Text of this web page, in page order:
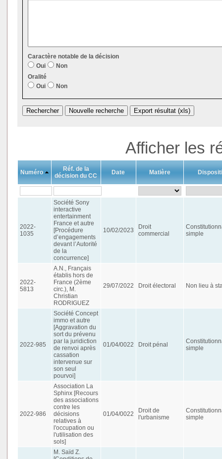
Caractère notable de la décision
Oui
Non
Oralité
Oui
Non
Afficher les
Numéro
Réf. de la
décision du CC
Date Matière
2022-
1035
Société Sony
interactive
entertainment
France et autre
[Procédure
d’engagements
devant l’Autorité
de la
concurrence]
10/02/2023
Droit
commercial
simple
2022-
5813
A.N., Français
établis hors de
France (2ème
circ.), M.
Christian
RODRIGUEZ
29/07/2022 Droit électoral Non lieu à
2022-985
Société Concept
immo et autre
[Aggravation du
sort du prévenu
par la juridiction
de renvoi après
cassation
intervenue sur
son seul
pourvoi]
01/04/0022 Droit pénal
simple
2022-986
Association La
Sphinx [Recours
des associations
contre les
décisions
relatives à
l'occupation ou
l'utilisation des
sols]
01/04/0022
Droit de
l'urbanisme
simple
M. Saïd Z.